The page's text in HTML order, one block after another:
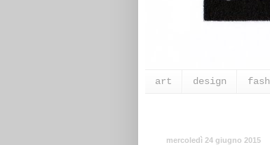
art design
mercoledì 24 giugno 2015